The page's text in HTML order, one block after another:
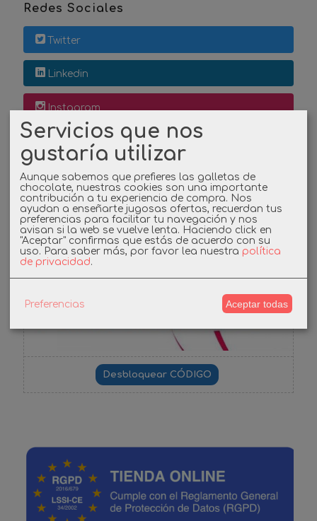
Redes Sociales
Twitter
Linkedin
Instagram
Facebook
Cupones
DESCUENTO BIENVENIDA
Servicios que nos
gustaría utilizar
Aunque sabemos que prefieres las galletas de
chocolate, nuestras cookies son una importante
contribución a tu experiencia de compra. Nos
ayudan a enseñarte jugosas ofertas, recuerdan tus
preferencias para facilitar tu navegación y nos
avisan si la web se vuelve lenta. Haciendo click en
"Aceptar" confirmas que estás de acuerdo con su
uso. Para saber más, por favor lea nuestra política
de privacidad.
Preferencias Aceptar todas